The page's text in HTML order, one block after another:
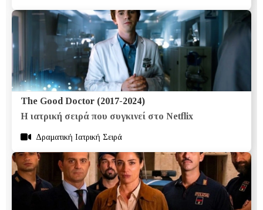
The Good Doctor (2017-2024)
Η ιατρική σειρά που συγκινεί στο Netflix
Δραματική Ιατρική Σειρά